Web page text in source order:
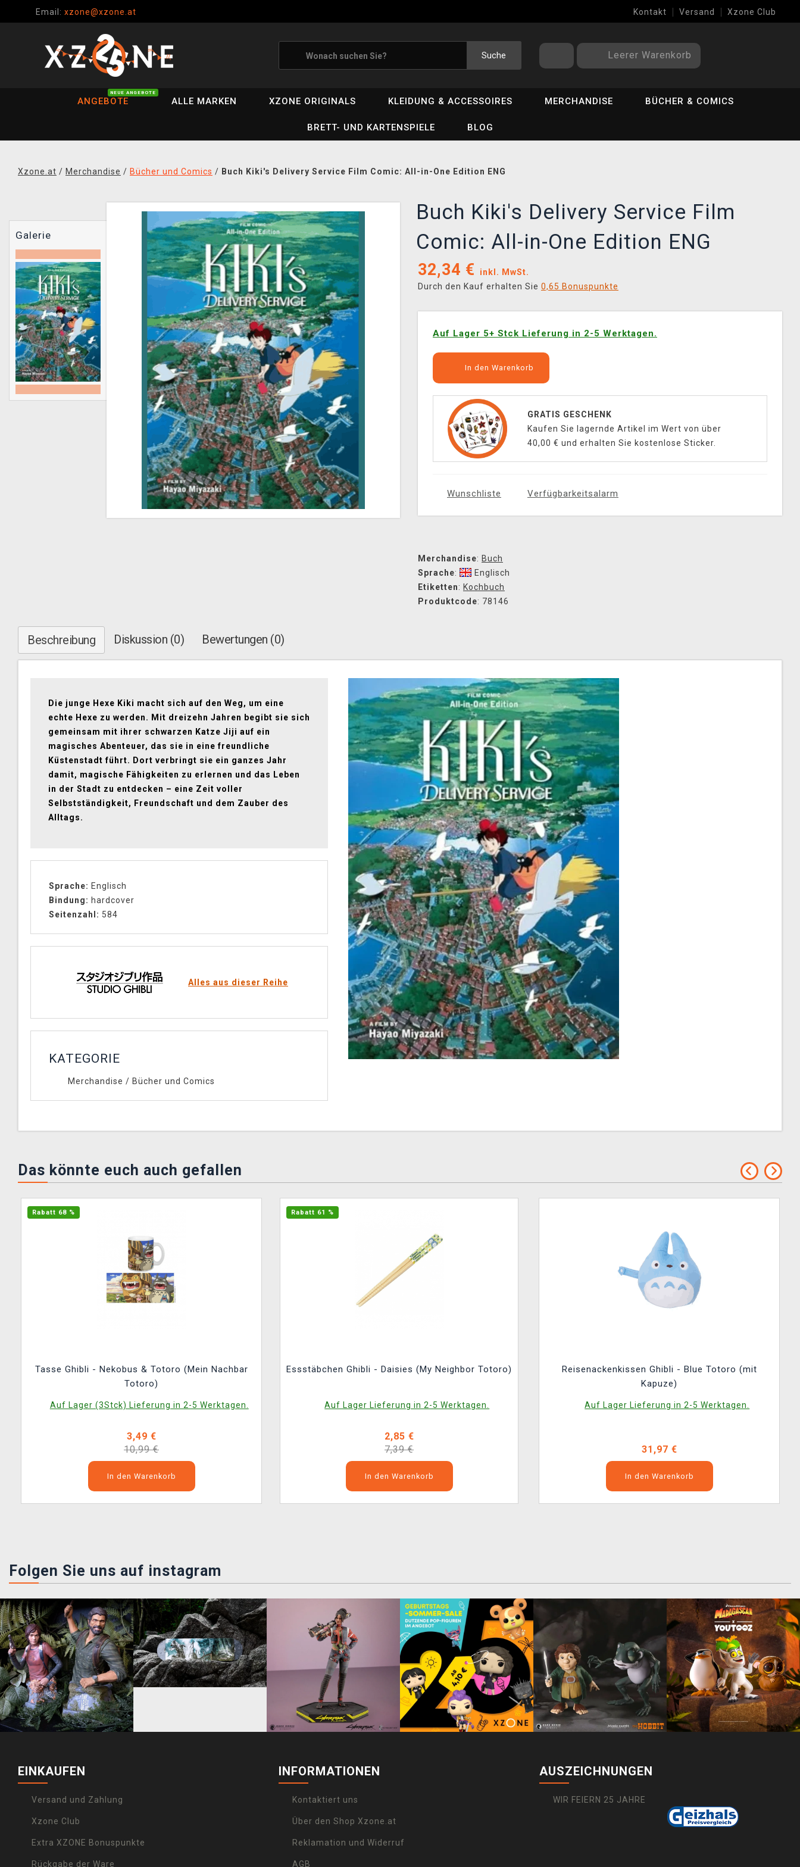
Email: xzone@xzone.at Kontakt Versand Xzone Club
Suche Leerer Warenkorb
ANGEBOTE
NEUE ANGEBOTE
ALLE MARKEN XZONE ORIGINALS KLEIDUNG & ACCESSOIRES MERCHANDISE BÜCHER & COMICS
BRETT- UND KARTENSPIELE BLOG
Xzone.at / Merchandise / Bücher und Comics / Buch Kiki's Delivery Service Film Comic: All-in-One Edition ENG
Galerie
Buch Kiki's Delivery Service Film
Comic: All-in-One Edition ENG
32,34 €
inkl. MwSt.
Durch den Kauf erhalten Sie 0,65 Bonuspunkte
Auf Lager 5+ Stck Lieferung in 2-5 Werktagen.
In den Warenkorb
GRATIS GESCHENK
Kaufen Sie lagernde Artikel im Wert von über
40,00 € und erhalten Sie kostenlose Sticker.
Wunschliste Verfügbarkeitsalarm
Merchandise: Buch
Sprache:
Englisch
Etiketten: Kochbuch
Produktcode: 78146
Beschreibung Diskussion (0) Bewertungen (0)
Die junge Hexe Kiki macht sich auf den Weg, um eine
echte Hexe zu werden. Mit dreizehn Jahren begibt sie sich
gemeinsam mit ihrer schwarzen Katze Jiji auf ein
magisches Abenteuer, das sie in eine freundliche
Küstenstadt führt. Dort verbringt sie ein ganzes Jahr
damit, magische Fähigkeiten zu erlernen und das Leben
in der Stadt zu entdecken – eine Zeit voller
Selbstständigkeit, Freundschaft und dem Zauber des
Alltags.
Sprache: Englisch
Bindung: hardcover
Seitenzahl: 584
Alles aus dieser Reihe
KATEGORIE
Merchandise / Bücher und Comics
Das könnte euch auch gefallen
Rabatt 68 %
Tasse Ghibli - Nekobus & Totoro (Mein Nachbar
Totoro)
Auf Lager (3Stck) Lieferung in 2-5 Werktagen.
3,49 €
10,99 €
In den Warenkorb
Rabatt 61 %
Essstäbchen Ghibli - Daisies (My Neighbor Totoro)
Auf Lager Lieferung in 2-5 Werktagen.
2,85 €
7,39 €
In den Warenkorb
Reisenackenkissen Ghibli - Blue Totoro (mit
Kapuze)
Auf Lager Lieferung in 2-5 Werktagen.
31,97 €
In den Warenkorb
Folgen Sie uns auf instagram
EINKAUFEN
Versand und Zahlung
Xzone Club
Extra XZONE Bonuspunkte
Rückgabe der Ware
INFORMATIONEN
Kontaktiert uns
Über den Shop Xzone.at
Reklamation und Widerruf
AGB
AUSZEICHNUNGEN
WIR FEIERN 25 JAHRE